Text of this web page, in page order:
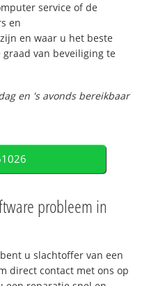
service of de
en
en waar u het beste
van beveiliging te
en 's avonds bereikbaar
probleem in
u slachtoffer van een
direct contact met ons op